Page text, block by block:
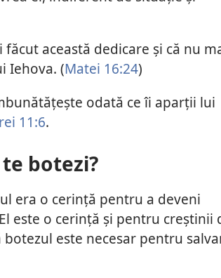
această dedicare și că nu
Iehova. (Matei 16:24)
odată ce îi aparții lui
11:6.
botezi?
era o cerință pentru a deveni
este o cerință și pentru creștinii
este necesar pentru